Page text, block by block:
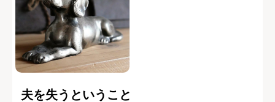
夫を失うということ